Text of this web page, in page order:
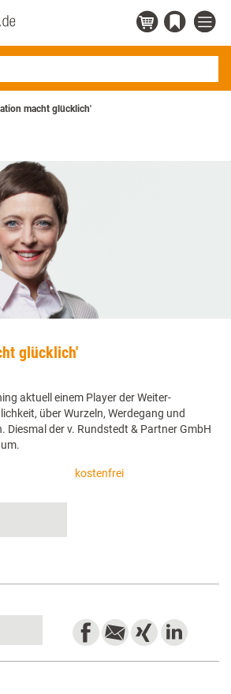
macht glücklich'
glücklich'
aktuell einem Player der Weiter-
über Wurzeln, Werdegang und
Diesmal der v. Rundstedt & Partner GmbH
kostenfrei